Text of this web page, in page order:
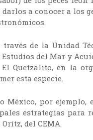
a conocer a los
través de la Unidad
del Mar y
Quetzalito, en la
esta especie.
México, por
estrategias para
del CEMA.